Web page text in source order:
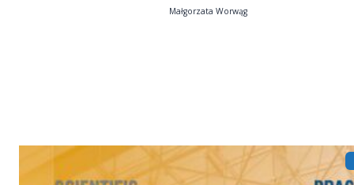
Małgorzata Worwąg